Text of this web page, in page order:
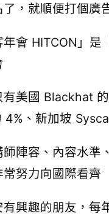
，就順便打個廣
年會 HITCON」是
有美國 Blackhat
4%、新加坡
師陣容、內容水準
努力向國際看齊
興趣的朋友，每